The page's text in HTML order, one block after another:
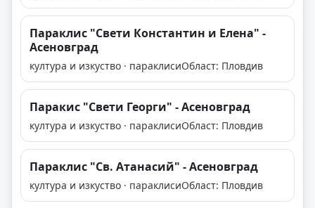
Параклис "Свети Константин и Елена" -
Асеновград
култура и изкуство · параклисиОбласт: Пловдив
Паракис "Свети Георги" - Асеновград
култура и изкуство · параклисиОбласт: Пловдив
Параклис "Св. Атанасий" - Асеновград
култура и изкуство · параклисиОбласт: Пловдив